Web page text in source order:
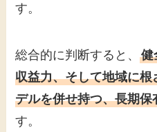
す。
総合的に判断すると、健
収益力、そして地域に
デルを併せ持つ、長期
す。